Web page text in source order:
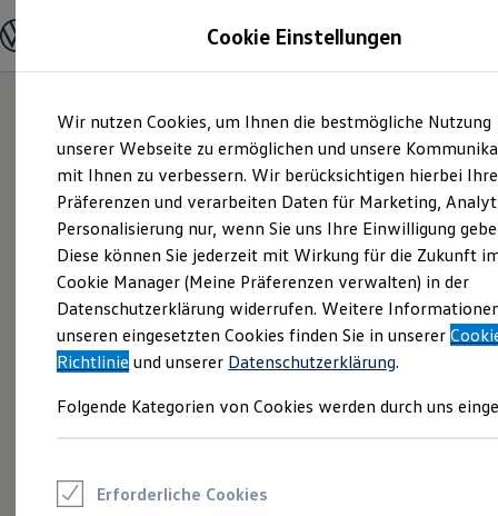
Hauptinhalt
springen
Footer
springen
Modelle und Konfigurator
Modelle vergleichen
Elektroautos
ENERGY Sondermodelle
Nutzfahrzeuge
SUV und CUV
Familienautos
Kombis
Kompaktwagen
Sportwagen
Schnell verfügbare Fahrzeuge
Angebote und Produkte
Aktuelle Angebote
E-Auto-Förderung
Volkswagen Marktplatz
Junge Gebrauchtwagen und Gebrauchtwagen
Saisonangebote
Cookie Einstellungen
Wir nutzen Cookies, um Ihnen die bestmögliche Nutzung
unserer Webseite zu ermöglichen und unsere
mit Ihnen zu verbessern. Wir berücksichtigen hierbei Ihre
Präferenzen und verarbeiten Daten für Marketing,
Personalisierung nur, wenn Sie uns Ihre Einwilligung
Diese können Sie jederzeit mit Wirkung für die Zukunft
Cookie Manager (Meine Präferenzen verwalten) in der
Datenschutzerklärung widerrufen. Weitere
unseren eingesetzten Cookies finden Sie in unserer
Richtlinie und unserer Datenschutzerklärung.
Folgende Kategorien von Cookies werden durch uns
Erforderliche Cookies